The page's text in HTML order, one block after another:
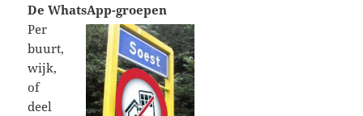
De WhatsApp-groepen
Per
buurt,
wijk,
of
deel